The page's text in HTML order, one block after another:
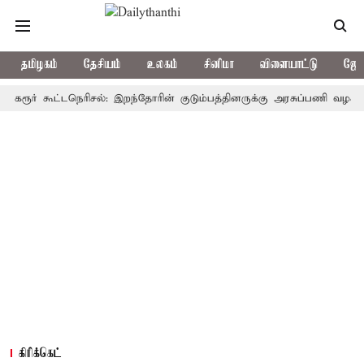
தமிழகம் தேசியம் உலகம் சினிமா விளையாட்டு
கூட்டநெரிசல்: இறந்தோரின் குடும்பத்தினருக்கு அரசுப்பணி வழக்கு;
கிரிக்கெட்